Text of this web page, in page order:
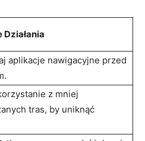
Działania
aplikacje nawigacyjne ​przed
z mniej⁣
tras, by uniknąć